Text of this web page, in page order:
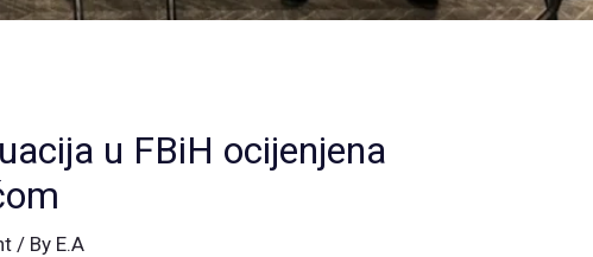
u FBiH ocijenjena
/ By E.A